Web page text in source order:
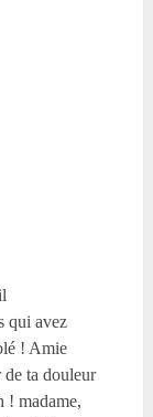
qui avez
! Amie
de ta douleur
! madame,